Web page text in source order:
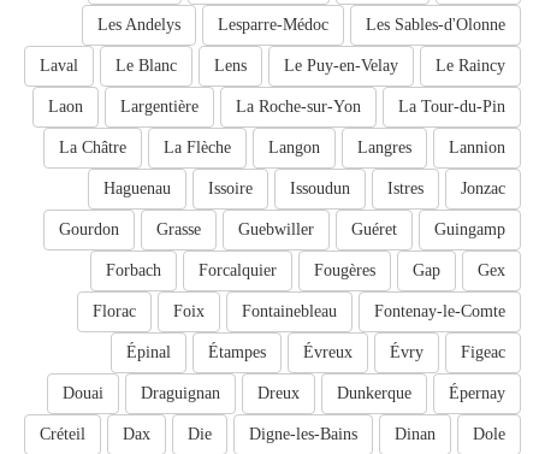
Les Sables-d'Olonne
Lesparre-Médoc
Les Andelys
Le Raincy
Le Puy-en-Velay
Lens
Le Blanc
Laval
La Tour-du-Pin
La Roche-sur-Yon
Largentière
Laon
Lannion
Langres
Langon
La Flèche
La Châtre
Jonzac
Istres
Issoudun
Issoire
Haguenau
Guingamp
Guéret
Guebwiller
Grasse
Gourdon
Gex
Gap
Fougères
Forcalquier
Forbach
Fontenay-le-Comte
Fontainebleau
Foix
Florac
Figeac
Évry
Évreux
Étampes
Épinal
Épernay
Dunkerque
Dreux
Draguignan
Douai
Dole
Dinan
Digne-les-Bains
Die
Dax
Créteil